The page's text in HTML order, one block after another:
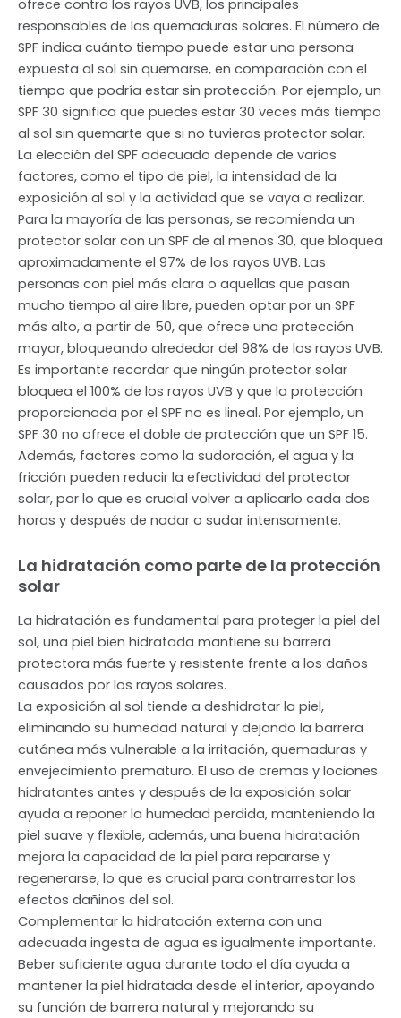
ofrece contra los rayos UVB, los principales
responsables de las quemaduras solares. El número de
SPF indica cuánto tiempo puede estar una persona
expuesta al sol sin quemarse, en comparación con el
tiempo que podría estar sin protección. Por ejemplo, un
SPF 30 significa que puedes estar 30 veces más tiempo
al sol sin quemarte que si no tuvieras protector solar.
La elección del SPF adecuado depende de varios
factores, como el tipo de piel, la intensidad de la
exposición al sol y la actividad que se vaya a realizar.
Para la mayoría de las personas, se recomienda un
protector solar con un SPF de al menos 30, que bloquea
aproximadamente el 97% de los rayos UVB. Las
personas con piel más clara o aquellas que pasan
mucho tiempo al aire libre, pueden optar por un SPF
más alto, a partir de 50, que ofrece una protección
mayor, bloqueando alrededor del 98% de los rayos UVB.
Es importante recordar que ningún protector solar
bloquea el 100% de los rayos UVB y que la protección
proporcionada por el SPF no es lineal. Por ejemplo, un
SPF 30 no ofrece el doble de protección que un SPF 15.
Además, factores como la sudoración, el agua y la
fricción pueden reducir la efectividad del protector
solar, por lo que es crucial volver a aplicarlo cada dos
horas y después de nadar o sudar intensamente.
La hidratación como parte de la protección
solar
La hidratación es fundamental para proteger la piel del
sol, una piel bien hidratada mantiene su barrera
protectora más fuerte y resistente frente a los daños
causados por los rayos solares.
La exposición al sol tiende a deshidratar la piel,
eliminando su humedad natural y dejando la barrera
cutánea más vulnerable a la irritación, quemaduras y
envejecimiento prematuro. El uso de cremas y lociones
hidratantes antes y después de la exposición solar
ayuda a reponer la humedad perdida, manteniendo la
piel suave y flexible, además, una buena hidratación
mejora la capacidad de la piel para repararse y
regenerarse, lo que es crucial para contrarrestar los
efectos dañinos del sol.
Complementar la hidratación externa con una
adecuada ingesta de agua es igualmente importante.
Beber suficiente agua durante todo el día ayuda a
mantener la piel hidratada desde el interior, apoyando
su función de barrera natural y mejorando su